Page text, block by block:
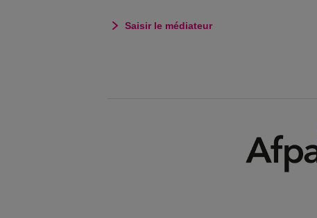
Saisir le médiateur